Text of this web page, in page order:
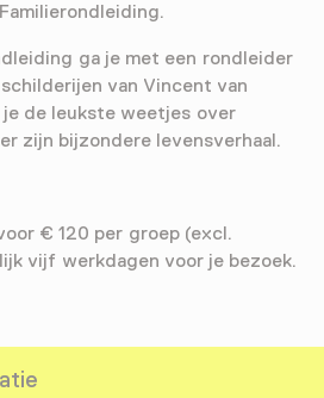
ga je met een rondleider
van Vincent van
de leukste weetjes over
zijn bijzondere levensverhaal.
€ 120 per groep (excl.
vijf werkdagen voor je bezoek.